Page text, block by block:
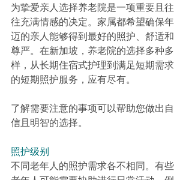
为挚爱亲人选择养老院是一项重要且往
往充满情感的决定。家属都希望确保年
迈的亲人能够得到最好的照护、舒适和
尊严。在新加坡，养老院的选择多种多
样，从长期住宿式护理到满足短期需求
的短期照护服务，应有尽有。
了解需要注意的事项可以帮助您做出自
信且明智的选择。
照护级别
不同老年人的照护需求各不相同。有些